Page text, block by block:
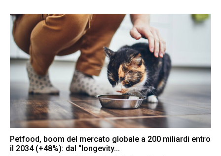
Petfood, boom del mercato globale a 200 miliardi entro
il 2034 (+48%): dal “longevity...